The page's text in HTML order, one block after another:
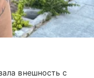
внешность с